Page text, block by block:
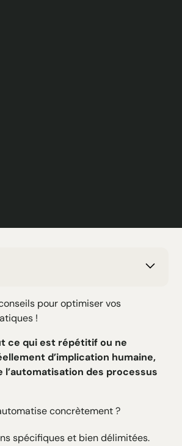
pour optimiser vos
!
ce qui est répétitif ou ne
d’implication humaine,
l’automatisation des processus
concrètement ?
spécifiques et bien délimitées.